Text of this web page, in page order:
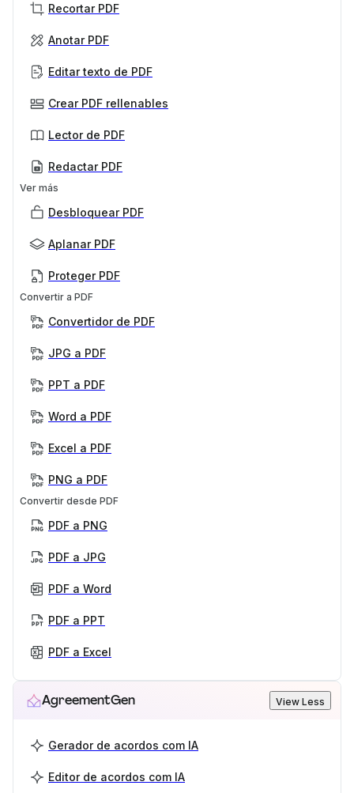
Recortar PDF
Anotar PDF
Editar texto de PDF
Crear PDF rellenables
Lector de PDF
Redactar PDF
Ver más
Desbloquear PDF
Aplanar PDF
Proteger PDF
Convertir a PDF
Convertidor de PDF
JPG a PDF
PPT a PDF
Word a PDF
Excel a PDF
PNG a PDF
Convertir desde PDF
PDF a PNG
PDF a JPG
PDF a Word
PDF a PPT
PDF a Excel
AgreementGen View Less
Gerador de acordos com IA
Editor de acordos com IA